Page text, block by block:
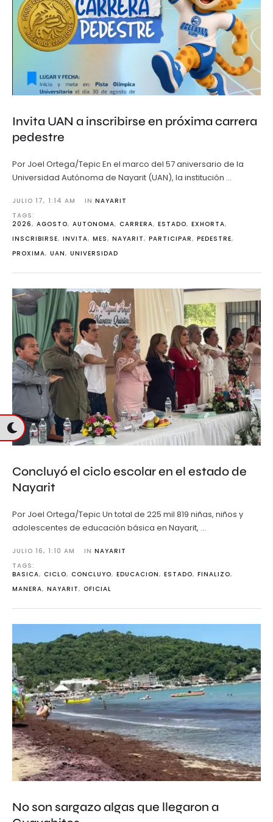
Invita UAN a inscribirse en próxima carrera
pedestre
Por Joel Ortega/Tepic En el marco del 57 aniversario de la
Universidad Autónoma de Nayarit (UAN), la institución …
JULIO 17, 1:14 AM IN NAYARIT
TAGS:
2026, AGOSTO, AUTONOMA, CARRERA, ESTADO, EXHORTA,
INSCRIBIRSE, INVITA, MES, NAYARIT, PARTICIPAR, PEDESTRE,
PROXIMA, UAN, UNIVERSIDAD
Concluyó el ciclo escolar en el estado de
Nayarit
Por Joel Ortega/Tepic Un total de 225 mil 819 niñas, niños y
adolescentes de educación básica en Nayarit, …
JULIO 16, 1:10 AM IN NAYARIT
TAGS:
BASICA, CICLO, CONCLUYO, EDUCACION, ESTADO, FINALIZO,
MANERA, NAYARIT, OFICIAL
No son sargazo algas que llegaron a